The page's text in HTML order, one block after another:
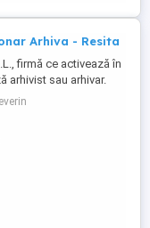
Arhiva - Resita
firmă ce activează în
arhivist sau arhivar.
Reșita, Caras-
de timp -
o persoană organizată,
place să pui lucrurile